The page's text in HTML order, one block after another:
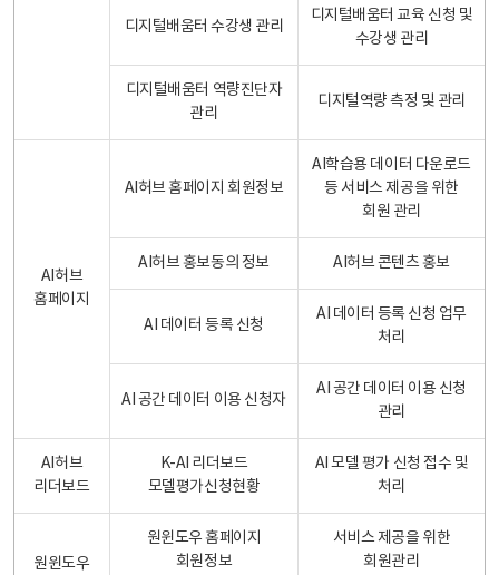
디지털배움터 수강생 관리
디지털배움터 교육 신청 및
수강생 관리
디지털배움터 역량진단자
관리
디지털역량 측정 및 관리
AI허브
홈페이지
AI허브 홈페이지 회원정보
AI학습용 데이터 다운로드
등 서비스 제공을 위한
회원 관리
AI허브 홍보동의 정보 AI허브 콘텐츠 홍보
AI 데이터 등록 신청
AI 데이터 등록 신청 업무
처리
AI 공간 데이터 이용 신청자
AI 공간 데이터 이용 신청
관리
AI허브
리더보드
K-AI 리더보드
모델평가신청현황
AI 모델 평가 신청 접수 및
처리
원윈도우
원윈도우 홈페이지
회원정보
서비스 제공을 위한
회원관리